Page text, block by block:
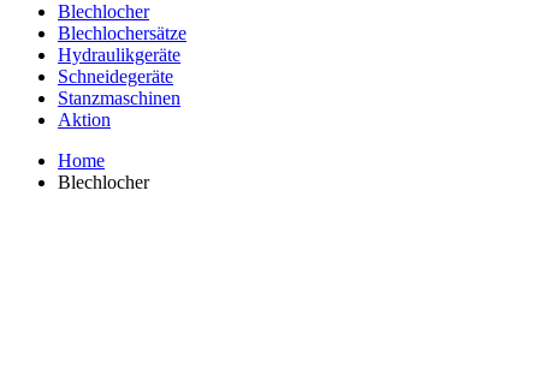
Blechlocher
Blechlochersätze
Hydraulikgeräte
Schneidegeräte
Stanzmaschinen
Aktion
Home
Blechlocher